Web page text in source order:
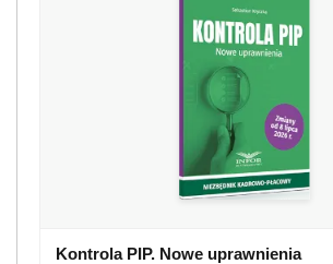
Kontrola PIP. Nowe uprawnienia